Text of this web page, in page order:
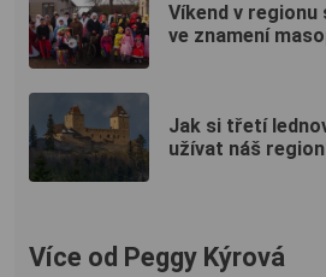
Víkend v regionu
ve znamení
Jak si třetí
užívat náš
Více od Peggy Kýrová